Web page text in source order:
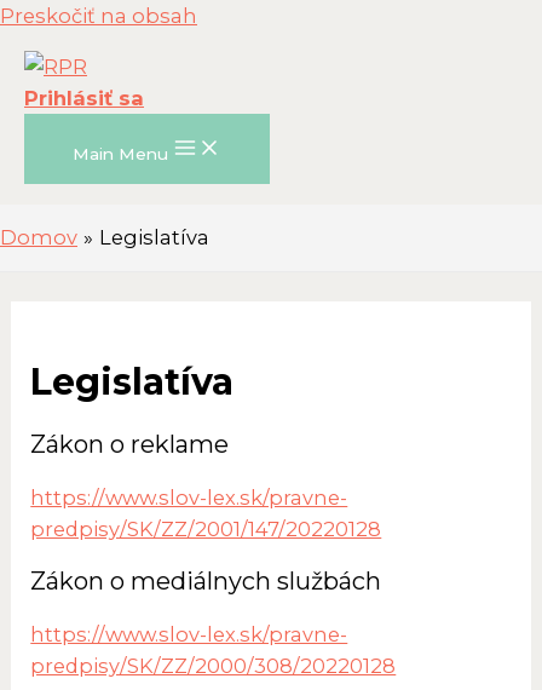
Preskočiť na obsah
Prihlásiť sa
Main Menu
Domov Legislatíva
Legislatíva
Zákon o reklame
https://www.slov-lex.sk/pravne-
predpisy/SK/ZZ/2001/147/20220128
Zákon o mediálnych službách
https://www.slov-lex.sk/pravne-
predpisy/SK/ZZ/2000/308/20220128